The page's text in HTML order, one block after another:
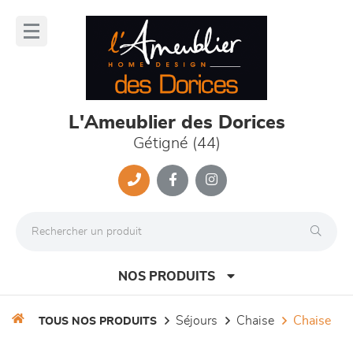
L'Ameublier des Dorices
Gétigné (44)
NOS PRODUITS
TOUS NOS PRODUITS séjours chaise chaise